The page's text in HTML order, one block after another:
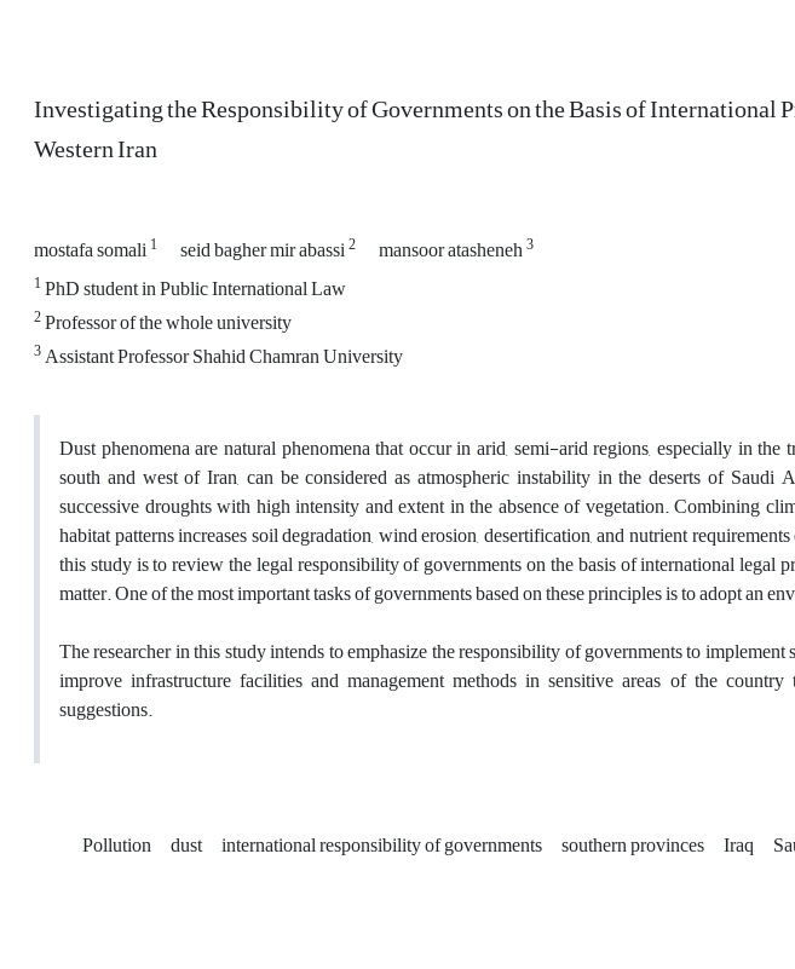
Investigating the Responsibility of Governments on the Basis of International
Western Iran
mostafa somali1 seid bagher mir abassi2 mansoor atasheneh3
1PhD student in Public International Law
2Professor of the whole university
3Assistant Professor Shahid Chamran University
Dust phenomena are natural phenomena that occur in arid, semi-arid regions, especially in
south and west of Iran, can be considered as atmospheric instability in the deserts of Saudi
successive droughts with high intensity and extent in the absence of vegetation. Combining
habitat patterns increases soil degradation, wind erosion, desertification, and nutrient
this study is to review the legal responsibility of governments on the basis of international legal
matter. One of the most important tasks of governments based on these principles is to adopt an
The researcher in this study intends to emphasize the responsibility of governments to
improve infrastructure facilities and management methods in sensitive areas of the
suggestions.
Pollution dust international responsibility of governments southern provinces Iraq